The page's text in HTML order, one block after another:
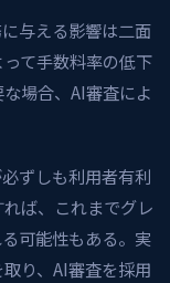
与える影響は二面
て手数料率の低下
場合、AI審査によ
ずしも利用者有利
ば、これまでグレ
可能性もある。実
り、AI審査を採用